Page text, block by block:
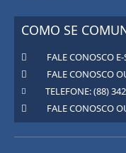
COMO SE
FALE CONOSCO E-
FALE CONOSCO
TELEFONE: (88)
FALE CONOSCO